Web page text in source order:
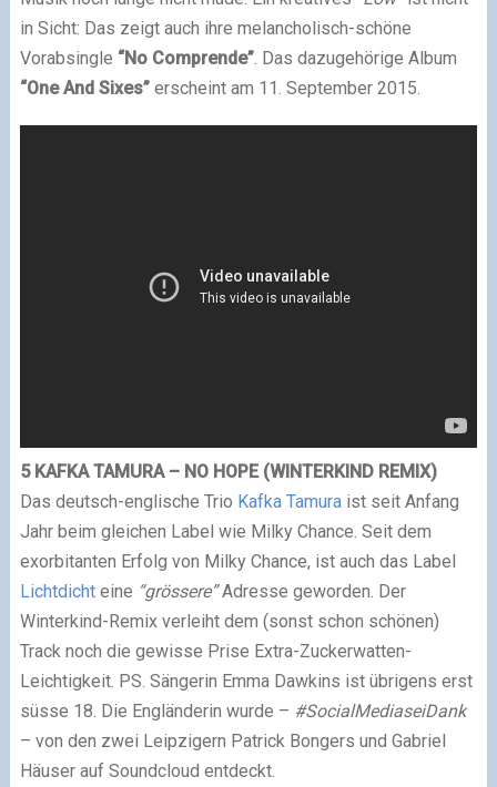
in Sicht: Das zeigt auch ihre melancholisch-schöne
Vorabsingle “No Comprende”. Das dazugehörige Album
“One And Sixes”erscheint am 11. September 2015.
5 KAFKA TAMURA – NO HOPE (WINTERKIND REMIX)
Das deutsch-englische Trio Kafka Tamuraist seit Anfang
Jahr beim gleichen Label wie Milky Chance. Seit dem
exorbitanten Erfolg von Milky Chance, ist auch das Label
Lichtdichteine “grössere”Adresse geworden. Der
Winterkind-Remix verleiht dem (sonst schon schönen)
Track noch die gewisse Prise Extra-Zuckerwatten-
Leichtigkeit. PS. Sängerin Emma Dawkins ist übrigens erst
süsse 18. Die Engländerin wurde – #SocialMediaseiDank
– von den zwei Leipzigern Patrick Bongers und Gabriel
Häuser auf Soundcloud entdeckt.